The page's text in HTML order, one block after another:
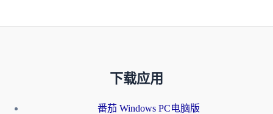
下载应用
番茄 Windows PC电脑版